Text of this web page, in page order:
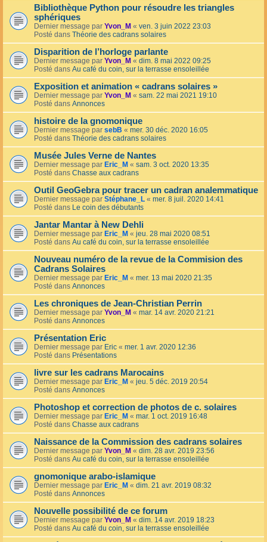
Bibliothèque Python pour résoudre les triangles
sphériques
Dernier message par Yvon_M « ven. 3 juin 2022 23:03
Posté dans Théorie des cadrans solaires
Disparition de l’horloge parlante
Dernier message par Yvon_M « dim. 8 mai 2022 09:25
Posté dans Au café du coin, sur la terrasse ensoleillée
Exposition et animation « cadrans solaires »
Dernier message par Yvon_M « sam. 22 mai 2021 19:10
Posté dans Annonces
histoire de la gnomonique
Dernier message par sebB « mer. 30 déc. 2020 16:05
Posté dans Théorie des cadrans solaires
Musée Jules Verne de Nantes
Dernier message par Eric_M « sam. 3 oct. 2020 13:35
Posté dans Chasse aux cadrans
Outil GeoGebra pour tracer un cadran analemmatique
Dernier message par Stéphane_L « mer. 8 juil. 2020 14:41
Posté dans Le coin des débutants
Jantar Mantar à New Dehli
Dernier message par Eric_M « jeu. 28 mai 2020 08:51
Posté dans Au café du coin, sur la terrasse ensoleillée
Nouveau numéro de la revue de la Commision des
Cadrans Solaires
Dernier message par Eric_M « mer. 13 mai 2020 21:35
Posté dans Annonces
Les chroniques de Jean-Christian Perrin
Dernier message par Yvon_M « mar. 14 avr. 2020 21:21
Posté dans Annonces
Présentation Eric
Dernier message par Eric « mer. 1 avr. 2020 12:36
Posté dans Présentations
livre sur les cadrans Marocains
Dernier message par Eric_M « jeu. 5 déc. 2019 20:54
Posté dans Annonces
Photoshop et correction de photos de c. solaires
Dernier message par Eric_M « mar. 1 oct. 2019 16:48
Posté dans Chasse aux cadrans
Naissance de la Commission des cadrans solaires
Dernier message par Yvon_M « dim. 28 avr. 2019 23:56
Posté dans Au café du coin, sur la terrasse ensoleillée
gnomonique arabo-islamique
Dernier message par Eric_M « dim. 21 avr. 2019 08:32
Posté dans Annonces
Nouvelle possibilité de ce forum
Dernier message par Yvon_M « dim. 14 avr. 2019 18:23
Posté dans Au café du coin, sur la terrasse ensoleillée